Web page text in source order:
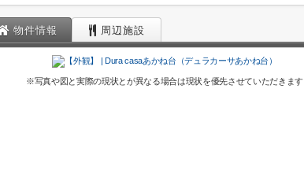
物件情報 周辺施設
※写真や図と実際の現状とが異なる場合は現状を優先させていただきます